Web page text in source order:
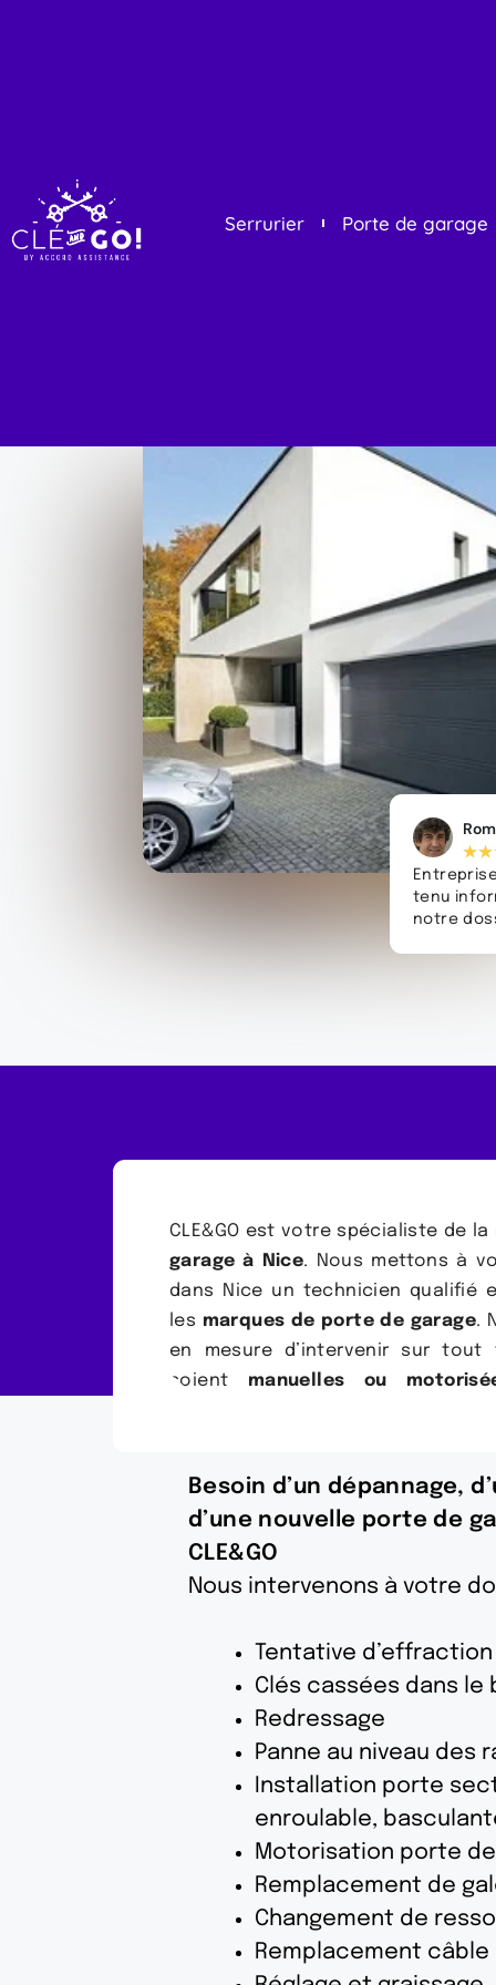
Serrurier Porte de garage
★★
tenu
notre
CLE&GO est votre spécialiste de la
garage à Nice. Nous mettons à
dans Nice un technicien qualifié
les marques de porte de garage.
en mesure d’intervenir sur tout
soient manuelles ou
Besoin d’un dépannage,
d’une nouvelle porte de
CLE&GO
Nous intervenons à votre
Tentative d’effraction
Clés cassées dans le
Redressage
Panne au niveau des
Installation porte
enroulable,
Motorisation porte
Remplacement de
Changement de
Remplacement